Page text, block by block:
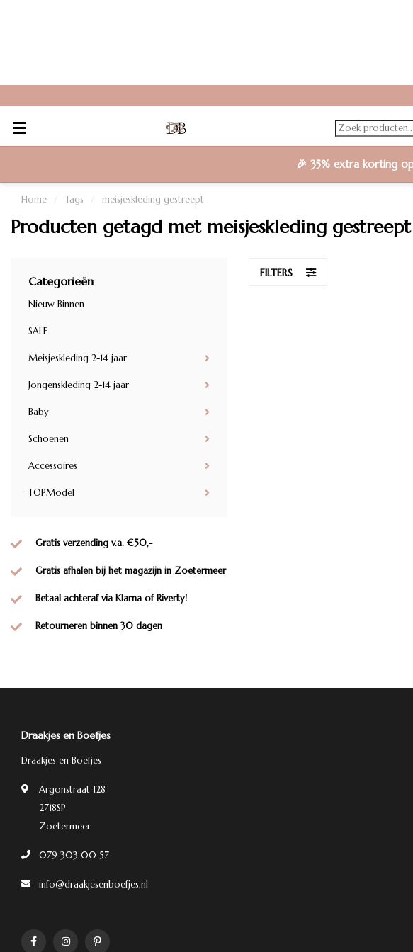
🎉 35% extra korting
Home / Tags / meisjeskleding gestreept
Producten getagd met meisjeskleding gestreept
Categorieën
Nieuw Binnen
SALE
Meisjeskleding 2-14 jaar
Jongenskleding 2-14 jaar
Baby
Schoenen
Accessoires
TOPModel
Gratis verzending v.a. €50,-
Gratis afhalen bij het magazijn in Zoetermeer
Betaal achteraf via Klarna of Riverty!
Retourneren binnen 30 dagen
FILTERS
Draakjes en Boefjes
Draakjes en Boefjes
Argonstraat 128
2718SP
Zoetermeer
079 303 00 57
info@draakjesenboefjes.nl